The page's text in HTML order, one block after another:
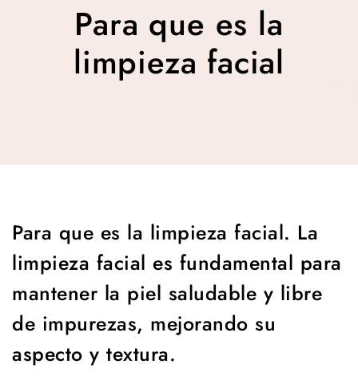
Para que es la
limpieza facial
Para que es la limpieza facial. La
limpieza facial es fundamental para
mantener la piel saludable y libre
de impurezas, mejorando su
aspecto y textura.